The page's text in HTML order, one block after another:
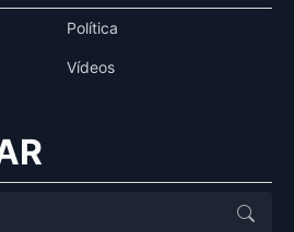
Política
Vídeos